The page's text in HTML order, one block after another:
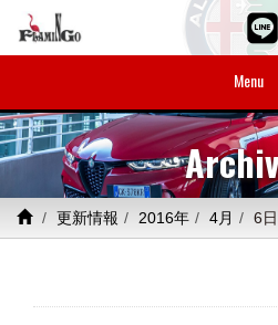
Menu
更新情報 2016年 4月 6日